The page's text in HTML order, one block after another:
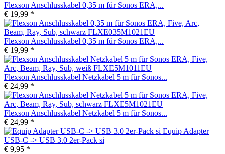
Flexson Anschlusskabel 0,35 m für Sonos ERA,...
€ 19,99 *
Flexson Anschlusskabel 0,35 m für Sonos ERA,...
€ 19,99 *
Flexson Anschlusskabel Netzkabel 5 m für Sonos...
€ 24,99 *
Flexson Anschlusskabel Netzkabel 5 m für Sonos...
€ 24,99 *
Equip Adapter
USB-C -> USB 3.0 2er-Pack si
€ 9,95 *